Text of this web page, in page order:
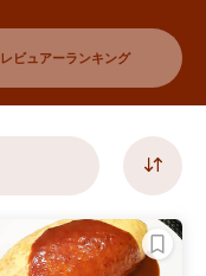
レビュアーランキング